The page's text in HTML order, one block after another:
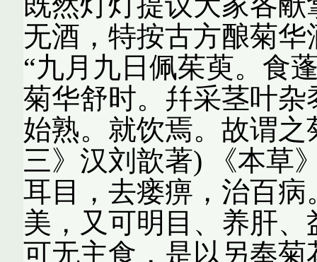
无酒，特按古方酿菊
“九月九日佩茱萸。食
菊华舒时。幷采茎叶
始熟。就饮焉。故谓
三》汉刘歆著) 《本草
耳目，去瘘痹，治百
美，又可明目、养肝
可无主食，是以另奉